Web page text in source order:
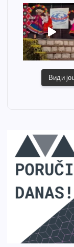
Види